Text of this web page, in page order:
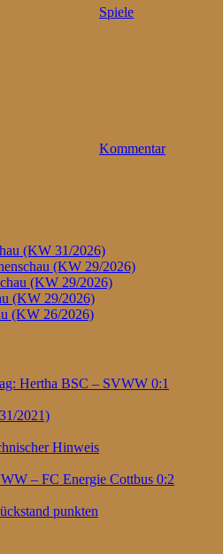
Spiele
Kommentar
(KW 31/2026)
(KW 29/2026)
(KW 29/2026)
(KW 29/2026)
(KW 26/2026)
Hertha BSC – SVWW 0:1
2021)
Hinweis
– FC Energie Cottbus 0:2
punkten